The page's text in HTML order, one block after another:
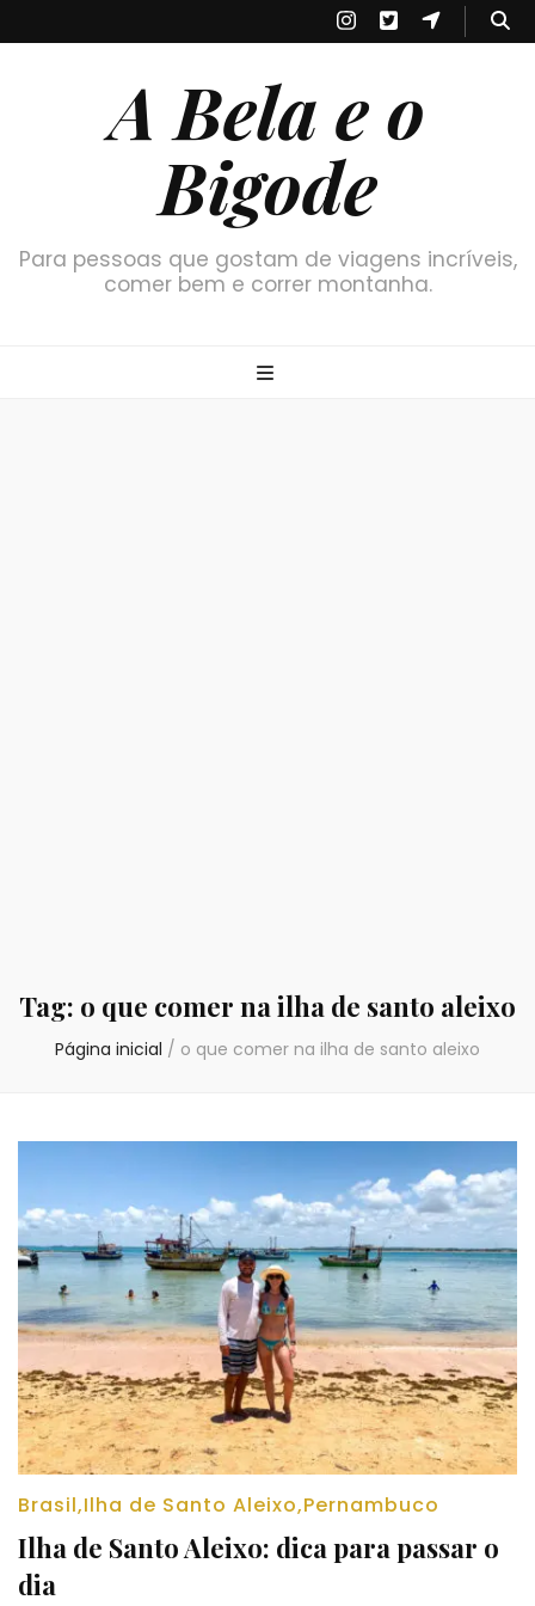
A Bela e o
Bigode
Para pessoas que gostam de viagens incríveis,
comer bem e correr montanha.
Tag: o que comer na ilha de santo aleixo
Página inicial / o que comer na ilha de santo aleixo
Brasil,Ilha de Santo Aleixo,Pernambuco
Ilha de Santo Aleixo: dica para passar o
dia